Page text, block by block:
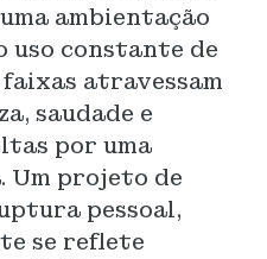
ambientação
uso constante de
atravessam
saudade e
por uma
Um projeto de
pessoal,
se reflete